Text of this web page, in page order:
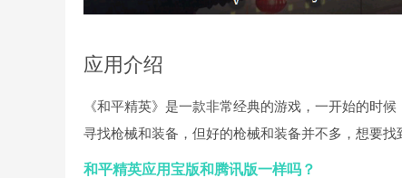
应用介绍
《和平精英》是一款非常经典的游戏，一开始的时
寻找枪械和装备，但好的枪械和装备并不多，想要找
和平精英应用宝版和腾讯版一样吗？